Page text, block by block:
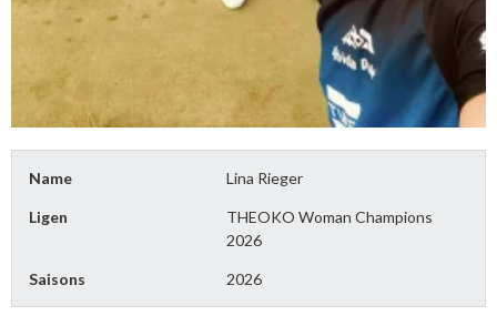
Name Lina Rieger
Ligen
THEOKO Woman Champions
2026
Saisons 2026